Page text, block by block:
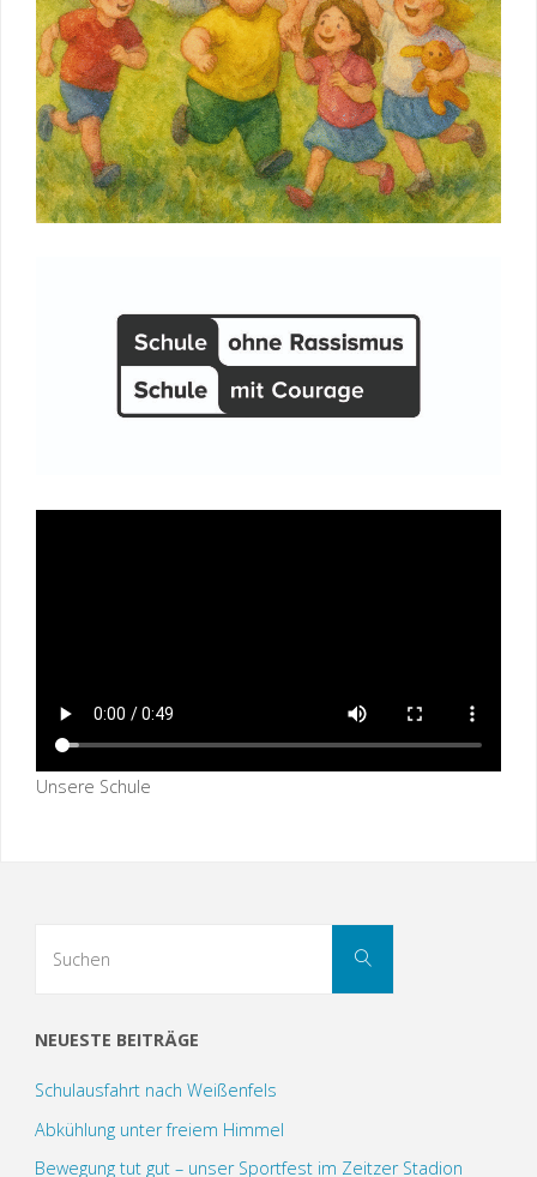
Unsere Schule
Suchen
NEUESTE BEITRÄGE
Schulausfahrt nach Weißenfels
Abkühlung unter freiem Himmel
Bewegung tut gut – unser Sportfest im Zeitzer Stadion